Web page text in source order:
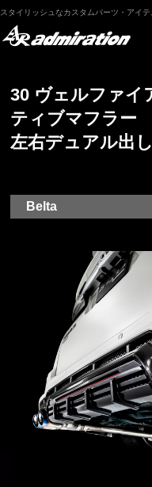
スタイリッシュなカスタムパーツ・アイテ
30 ヴェルファイ
ティブマフラー
左右デュアル出
Belta